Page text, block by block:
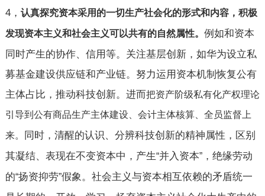
4， 认真探究资本采用的一切生产社会化的形式和内容，积极
发现资本主义和社会主义可以共有的自然属性。 例如和资本
同时产生的协作、信用等。关注基层创新，如华为设立私
募基金建设供应链和产业链。努力运用资本机制恢复公有
主体占比，推动科技创新。进而把资产阶级私有化产权理论
引导到公有商品生产主体建设、会计主体核算、全员监督上
来。
同时，清醒的认识、分辨科技创新的精神属性，区别
其凝结、表现在不变资本中，产生“并入资本”，绝缘劳动
的“扬资抑劳”假象。社会主义与资本相互依赖的矛盾统一